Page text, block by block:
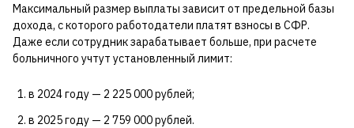
Максимальный размер выплаты зависит от предельной базы
дохода, с которого работодатели платят взносы в СФР.
Даже если сотрудник зарабатывает больше, при расчете
больничного учтут установленный лимит:
в 2024 году — 2 225 000 рублей;
в 2025 году — 2 759 000 рублей.